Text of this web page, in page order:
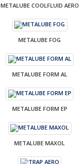
METALUBE COOLFLUID AERO
METALUBE FOG
METALUBE FORM AL
METALUBE FORM EP
METALUBE MAXOL